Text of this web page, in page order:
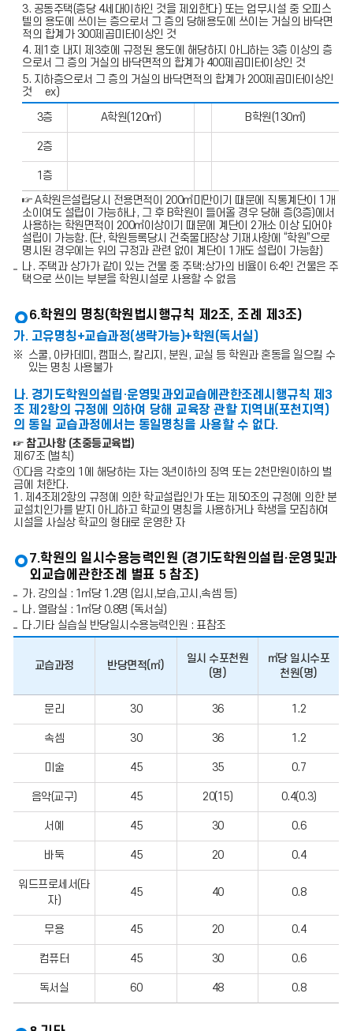
3. 공동주택(층당 4세대이하인 것을 제외한다) 또는 업무시설 중 오피스
텔의 용도에 쓰이는 층으로서 그 층의 당해용도에 쓰이는 거실의 바닥면
적의 합계가 300제곱미터이상인 것
4. 제1호 내지 제3호에 규정된 용도에 해당하지 아니하는 3층 이상의 층
으로서 그 층의 거실의 바닥면적의 합계가 400제곱미터이상인 것
5. 지하층으로서 그 층의 거실의 바닥면적의 합계가 200제곱미터이상인
것 ex)
층
로
층
의
거
실
의
바
닥
면
의
합
계
가
2
0
제
곱
미
터
이
상
인
것
의
예
시
3층 A학원(120㎡) B학원(130㎡)
2층
1층
☞ A학원은설립당시 전용면적이 200㎡미만이기 때문에 직통계단이 1개
소이여도 설립이 가능하나, 그 후 B학원이 들어올 경우 당해 층(3층)에서
사용하는 학원면적이 200㎡이상이기 때문에 계단이 2개소 이상 되어야
설립이 가능함. (단, 학원등록당시 건축물대장상 기재사항에 “학원”으로
명시된 경우에는 위의 규정과 관련 없이 계단이 1개도 설립이 가능함)
나. 주택과 상가가 같이 있는 건물 중 주택:상가의 비율이 6:4인 건물은 주
택으로 쓰이는 부분을 학원시설로 사용할 수 없음
6.학원의 명칭(학원법시행규칙 제2조, 조례 제3조)
가. 고유명칭+교습과정(생략가능)+학원(독서실)
스쿨, 아카데미, 캠퍼스, 칼리지, 분원, 교실 등 학원과 혼동을 일으킬 수
있는 명칭 사용불가
나. 경기도학원의설립·운영및과외교습에관한조례시행규칙 제3
조 제2항의 규정에 의하여 당해 교육장 관할 지역내(포천지역)
의 동일 교습과정에서는 동일명칭을 사용할 수 없다.
☞ 참고사항 (초중등교육법)
제67조 (벌칙)
①다음 각호의 1에 해당하는 자는 3년이하의 징역 또는 2천만원이하의 벌
금에 처한다.
1. 제4조제2항의 규정에 의한 학교설립인가 또는 제50조의 규정에 의한 분
교설치인가를 받지 아니하고 학교의 명칭을 사용하거나 학생을 모집하여
시설을 사실상 학교의 형태로 운영한 자
7.학원의 일시수용능력인원 (경기도학원의설립·운영및과
외교습에관한조례 별표 5 참조)
가. 강의실 : 1㎡당 1.2명 (입시,보습,고시,속셈 등)
나. 열람실 : 1㎡당 0.8명 (독서실)
다.기타 실습실 반당일시수용능력인원 : 표참조
실
실
수
능
원
교습과정 반당면적(㎡)
일시 수포천원
(명)
㎡당 일시수포
천원(명)
문리 30 36 1.2
속셈 30 36 1.2
미술 45 35 0.7
음악(교구) 45 20(15) 0.4(0.3)
서예 45 30 0.6
바둑 45 20 0.4
워드프로세서(타
자)
45 40 0.8
무용 45 20 0.4
컴퓨터 45 30 0.6
독서실 60 48 0.8